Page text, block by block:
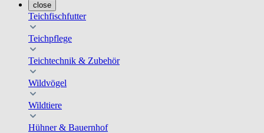
close
Teichfischfutter
Teichpflege
Teichtechnik & Zubehör
Wildvögel
Wildtiere
Hühner & Bauernhof